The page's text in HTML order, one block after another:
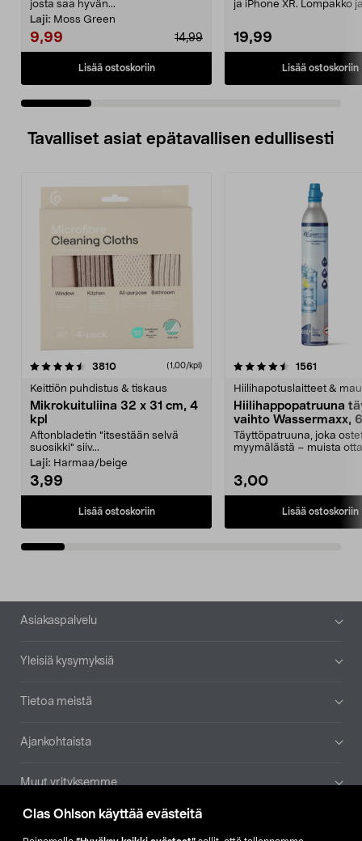
Clas Ohlson käyttää evästeitä
josta saa hyvän...
Laji: Moss Green
9,99 14,99
Lisää ostoskoriin
ja iPhone XR. Lompakko
19,99
Lisää ostoskoriin
Tavalliset asiat epätavallisen edullisesti
3810arvostelut (1,00/kpl)
Keittiön puhdistus & tiskaus
Mikrokuituliina 32 x 31 cm, 4
kpl
Aftonbladetin "itsestään selvä
suosikki" siiv...
Laji: Harmaa/beige
3,99
Lisää ostoskoriin
4.5viidestä
1561
Hiilihapotuslaitteet &
Hiilihappopatruuna
vaihto Wassermaxx,
Täyttöpatruuna, joka
myymälästä – muista
3,00
Lisää ostoskoriin
4.5viidestä
Alatunniste
Asiakaspalvelu
Yleisiä kysymyksiä
Tietoa meistä
Ajankohtaista
Muut yrityksemme
Etsi myymälä